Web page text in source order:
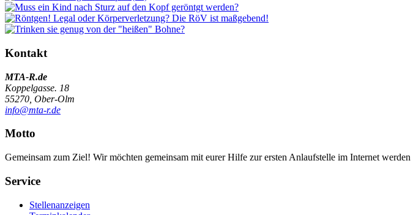
Kontakt
MTA-R.de
Koppelgasse. 18
55270, Ober-Olm
info@mta-r.de
Motto
Gemeinsam zum Ziel! Wir möchten gemeinsam mit eurer Hilfe zur ersten Anlaufstelle im Internet
Service
Stellenanzeigen